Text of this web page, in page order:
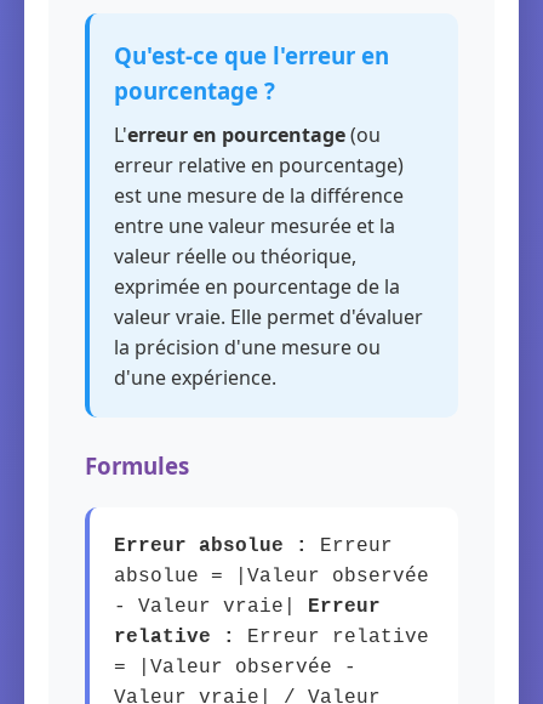
Qu'est-ce que l'erreur en
pourcentage ?
L'erreur en pourcentage(ou
erreur relative en pourcentage)
est une mesure de la différence
entre une valeur mesurée et la
valeur réelle ou théorique,
exprimée en pourcentage de la
valeur vraie. Elle permet d'évaluer
la précision d'une mesure ou
d'une expérience.
Formules
Erreur absolue :
Erreur
absolue = |Valeur observée
- Valeur vraie| Erreur
relative :
Erreur relative
= |Valeur observée -
Valeur vraie| / Valeur